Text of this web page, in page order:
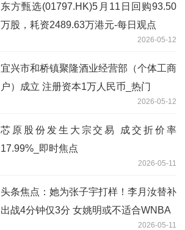
东方甄选(01797.HK)5月11日回购93.50
万股，耗资2489.63万港元-每日观点
2026-05-12
宜兴市和桥镇聚隆酒业经营部（个体工商
户）成立 注册资本1万人民币_热门
2026-05-12
芯原股份发生大宗交易 成交折价率
17.99%_即时焦点
2026-05-11
头条焦点：她为张子宇打样！李月汝替补
出战4分钟仅3分 女姚明或不适合WNBA
2026-05-11